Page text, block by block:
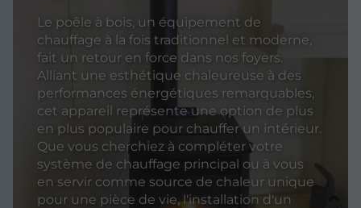
Le poêle à bois, un équipement de
chauffage à la fois traditionnel et moderne,
fait un retour en force dans nos foyers.
Alliant une esthétique chaleureuse à des
performances énergétiques remarquables,
cet appareil représente une option de plus
en plus populaire pour chauffer un intérieur.
Que vous cherchiez à compléter votre
système de chauffage principal ou à vous
en servir comme source de chaleur unique
pour une pièce de vie, l'installation d'un